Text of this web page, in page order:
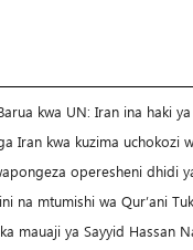
kwa UN: Iran ina haki
Iran kwa kuzima uchokozi
operesheni dhidi
na mtumishi wa Qur’ani
mauaji ya Sayyid Hassan